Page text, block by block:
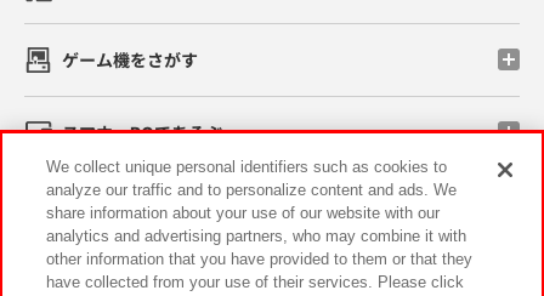
ゲーム機をさがす
スマホ・PCであそぶ
イベント・キャンペーン
We collect unique personal identifiers such as cookies to
analyze our traffic and to personalize content and ads. We
share information about your use of our website with our
analytics and advertising partners, who may combine it with
other information that you have provided to them or that they
have collected from your use of their services. Please click